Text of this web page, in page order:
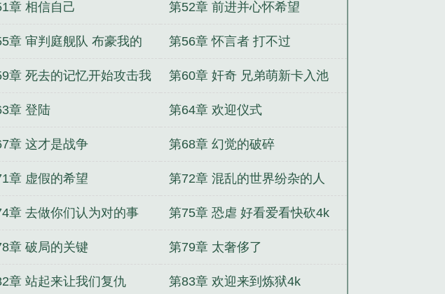
章 相信自己 第52章 前进并心怀希望
章 审判庭舰队 布豪我的 第56章 怀言者 打不过
章 死去的记忆开始攻击我 第60章 奸奇 兄弟萌新卡入池
了
章 登陆 第64章 欢迎仪式
章 这才是战争 第68章 幻觉的破碎
章 虚假的希望 第72章 混乱的世界纷杂的人
章 去做你们认为对的事 第75章 恐虐 好看爱看快砍4k
章 破局的关键 第79章 太奢侈了
章 站起来让我们复仇 第83章 欢迎来到炼狱4k